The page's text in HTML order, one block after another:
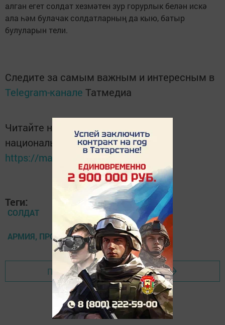
алган егет солдат хезмәтен зур горурлык белән искә
ала һәм булачак солдатларның да кыю, батыр
булуларын тели.
Следите за самым важным и интересным в
Telegram-канале Татмедиа
Читайте новости Татарстана в
национальном мессенджере MАХ:
https://max.ru/tatmedia
Теги:
СОЛДАТ
АРМИЯ, ПРОВОДЫ
Перейти на страницу новости